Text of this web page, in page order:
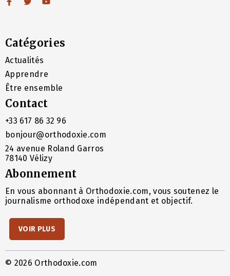
Catégories
Actualités
Apprendre
Être ensemble
Contact
+33 617 86 32 96
bonjour@orthodoxie.com
24 avenue Roland Garros
78140 Vélizy
Abonnement
En vous abonnant à Orthodoxie.com, vous soutenez le
journalisme orthodoxe indépendant et objectif.
VOIR PLUS
© 2026 Orthodoxie.com